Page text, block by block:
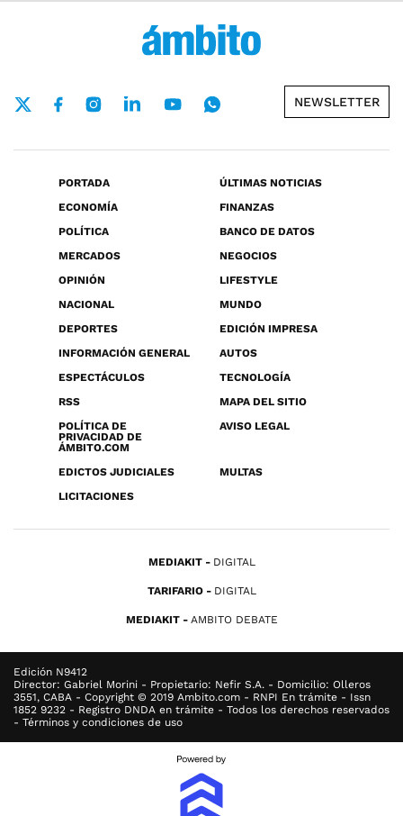
NEWSLETTER
PORTADA
ÚLTIMAS NOTICIAS
ECONOMÍA
FINANZAS
POLÍTICA
BANCO DE DATOS
MERCADOS
NEGOCIOS
OPINIÓN
LIFESTYLE
NACIONAL
MUNDO
DEPORTES
EDICIÓN IMPRESA
INFORMACIÓN GENERAL
AUTOS
ESPECTÁCULOS
TECNOLOGÍA
RSS
MAPA DEL SITIO
POLÍTICA DE
PRIVACIDAD DE
ÁMBITO.COM
AVISO LEGAL
EDICTOS JUDICIALES
MULTAS
LICITACIONES
MEDIAKIT DIGITAL
TARIFARIO DIGITAL
MEDIAKIT AMBITO DEBATE
Edición N9412
Director: Gabriel Morini - Propietario: Nefir S.A. - Domicilio: Olleros
3551, CABA - Copyright © 2019 Ambito.com - RNPI En trámite - Issn
1852 9232 - Registro DNDA en trámite - Todos los derechos reservados
- Términos y condiciones de uso